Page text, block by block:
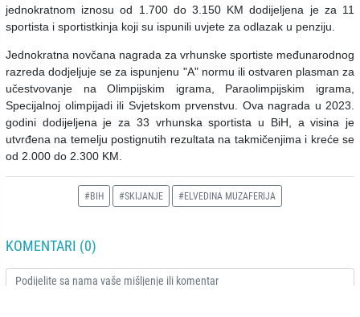
jednokratnom iznosu od 1.700 do 3.150 KM dodijeljena je za 11
sportista i sportistkinja koji su ispunili uvjete za odlazak u penziju.
Jednokratna novčana nagrada za vrhunske sportiste međunarodnog
razreda dodjeljuje se za ispunjenu "A" normu ili ostvaren plasman za
učestvovanje na Olimpijskim igrama, Paraolimpijskim igrama,
Specijalnoj olimpijadi ili Svjetskom prvenstvu. Ova nagrada u 2023.
godini dodijeljena je za 33 vrhunska sportista u BiH, a visina je
utvrđena na temelju postignutih rezultata na takmičenjima i kreće se
od 2.000 do 2.300 KM.
#BIH #SKIJANJE #ELVEDINA MUZAFERIJA
KOMENTARI (0)